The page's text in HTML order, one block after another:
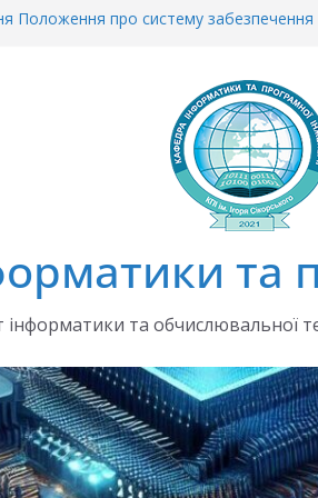
Положення про систему забезпечення
2026/2027 навчальний рік
ПЛАНИ на 2026/2027 навч.рік
з академічної доброчесності
та
та обчислювальної